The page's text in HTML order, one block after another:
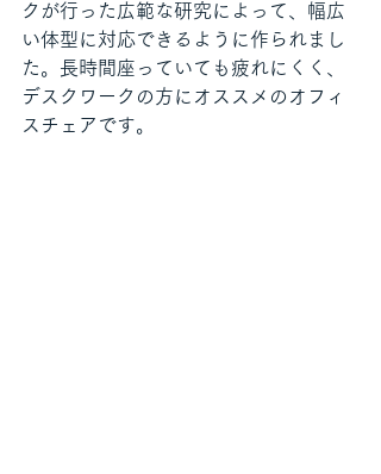
クが行った広範な研究によって、幅広
い体型に対応できるように作られまし
た。長時間座っていても疲れにくく、
デスクワークの方にオススメのオフィ
スチェアです。